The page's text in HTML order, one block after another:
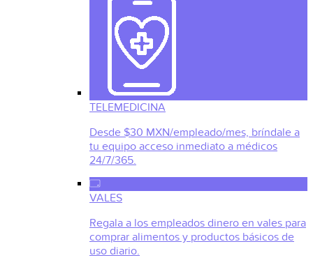
TELEMEDICINA
Desde $30 MXN/empleado/mes, bríndale a
tu equipo acceso inmediato a médicos
24/7/365.
VALES
Regala a los empleados dinero en vales para
comprar alimentos y productos básicos de
uso diario.